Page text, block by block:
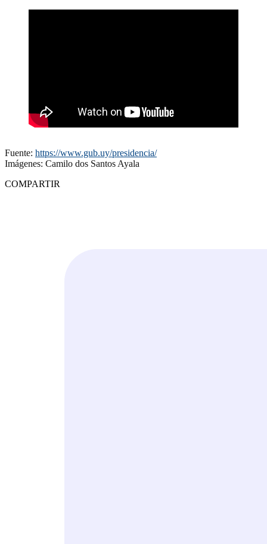
Fuente: https://www.gub.uy/presidencia/
Imágenes: Camilo dos Santos Ayala
COMPARTIR